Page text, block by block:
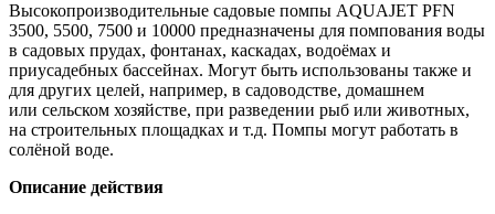
Высокопроизводительные садовые помпы AQUAJET PFN
3500, 5500, 7500 и 10000 предназначены для помпования воды
в садовых прудах, фонтанах, каскадах, водоёмах и
приусадебных бассейнах. Могут быть использованы также и
для других целей, например, в садоводстве, домашнем
или сельском хозяйстве, при разведении рыб или животных,
на строительных площадках и т.д. Помпы могут работать в
солёной воде.
Описание действия